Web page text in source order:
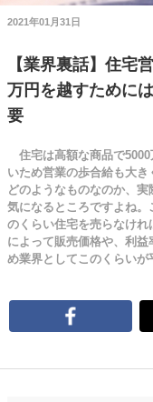
2021年01月31日
【業界裏話】住宅
万円を越すために
要
住宅は高額な商品で5000
いため営業の歩合給も大
どのようなものなのか、
気になるところですよね
のくらい住宅を売らなけ
によって販売価格や、利
め業界としてこのくらいが